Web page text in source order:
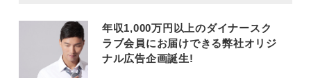
年収1,000万円以上のダイナースク
ラブ会員にお届けできる弊社オリジ
ナル広告企画誕生!